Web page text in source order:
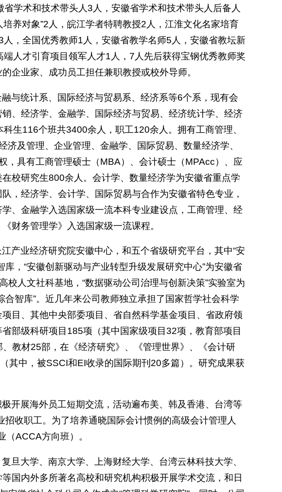
学术和技术带头人3人，安徽省学术和技术带头人后备人
养对象”2人，皖江学者特聘教授2人，江淮文化名家培育
，全国优秀教师1人，安徽省教学名师5人，安徽省教坛新
人才引育项目领军人才1人，7人先后获得宝钢优秀教师奖
企业家、成功员工担任兼职教授或校外导师。
与统计系、国际经济与贸易系、经济系等6个系，现有会
、经济学、金融学、国际经济与贸易、经济统计学、经济
生116个班共3400余人，职工120余人。拥有工商管理、
及管理、企业管理、金融学、国际贸易、数量经济学、
，具有工商管理硕士（MBA）、会计硕士（MPAcc）、应
校研究生800余人。会计学、数量经济学为安徽省重点学
，经济学、会计学、国际贸易与合作为安徽省特色专业，
、金融学入选国家级一流本科专业建设点，工商管理、经
财务管理学》入选国家级一流课程。
业经济研究院安徽中心，和五个省级研究平台，其中“安
，“安徽创新驱动与产业转型升级发展研究中心”为安徽省
校人文社科基地，“数据驱动公司治理与创新决策”实验室为
智库”。近几年来公司教师独立承担了国家哲学社会科学
目、其他中央部委项目、省自然科学基金项目、省政府领
部级科研项目185项（其中国家级项目32项，教育部项目
教材25部，在《经济研究》、《管理世界》、《会计研
其中，被SSCI和EI收录的国际期刊20多篇）。研究成果获
开展海外员工短期交流，活动遍布美、韩及香港、台湾等
收职工。为了培养通晓国际会计惯例的高级会计管理人
ACCA方向班）。
旦大学、南京大学、上海财经大学、台湾云林科技大学、
国内外多所著名高校和研究机构积极开展学术交流，和日